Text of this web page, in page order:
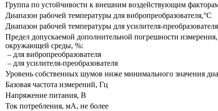
Группа по устойчивости к внешним воздействующим
Диапазон рабочей температуры для вибропреобразователя,°С
Диапазон рабочей температуры для усилителя-
Предел допускаемой дополнительной погрешности
окружающей среды, %:
– для вибропреобразователя
– для усилителя-преобразователя
Уровень собственных шумов ниже минимального значения
Базовая частота измерений, Гц
Напряжение питания, В
Ток потребления, мА, не более